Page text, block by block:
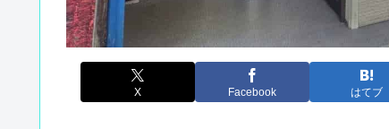
X Facebook はてブ